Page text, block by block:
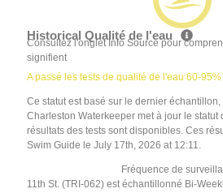
Historical Qualité de l'eau
Consultez l'onglet Info Source pour
signifient
A passé les tests de qualité de l'eau 60-
Ce statut est basé sur le dernier
Charleston Waterkeeper met à jour le statut
résultats des tests sont disponibles. Ces
Swim Guide le July 17th, 2026 at 12:11.
Fréquence de
11th St. (TRI-062) est échantillonné Bi-